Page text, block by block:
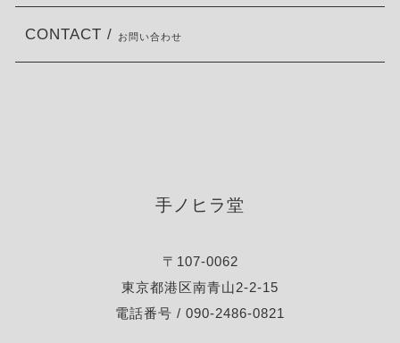
手ノヒラ堂
〒107-0062
東京都港区南青山2-2-15
電話番号 / 090-2486-0821
CONTACT / お問い合わせ